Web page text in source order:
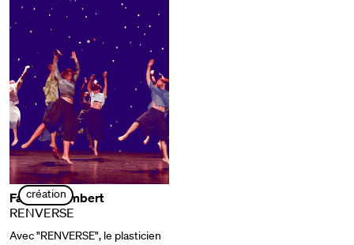
création
Fabrice Lambert
RENVERSE
Avec "RENVERSE", le plasticien